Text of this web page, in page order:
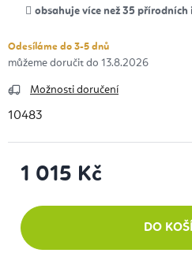
obsahuje více než 35 přírodních
Odesíláme do 3-5 dnů
13.8.2026
Možnosti doručení
10483
1 015 Kč
DO